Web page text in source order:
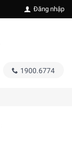
Đăng nhập
1900.6774